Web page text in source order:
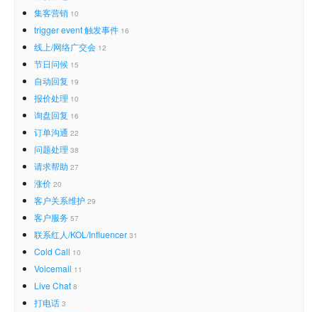
集客营销 10
trigger event 触发事件 16
线上/网络广交会 12
节日问候 15
自动回复 19
报价处理 10
询盘回复 16
订单沟通 22
问题处理 38
请求帮助 27
涨价 20
客户关系维护 29
客户服务 57
联系红人/KOL/Influencer 31
Cold Call 10
Voicemail 11
Live Chat 8
打电话 3